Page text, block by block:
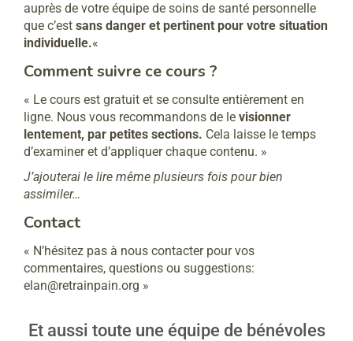
auprès de votre équipe de soins de santé personnelle
que c’est sans danger et pertinent pour votre situation
individuelle.«
Comment suivre ce cours ?
« Le cours est gratuit et se consulte entièrement en
ligne. Nous vous recommandons de le visionner
lentement, par petites sections. Cela laisse le temps
d’examiner et d’appliquer chaque contenu. »
J’ajouterai le lire même plusieurs fois pour bien
assimiler…
Contact
« N’hésitez pas à nous contacter pour vos
commentaires, questions ou suggestions:
elan@retrainpain.org »
Et aussi toute une équipe de bénévoles